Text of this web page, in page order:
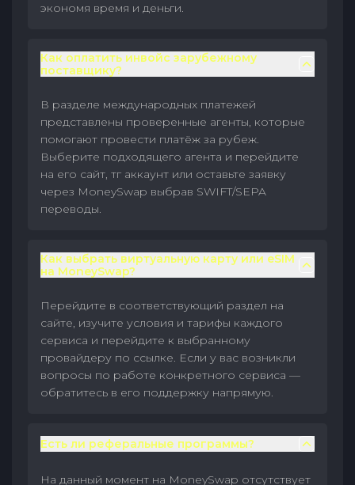
экономя время и деньги.
Как оплатить инвойс зарубежному
поставщику?
В разделе международных платежей
представлены проверенные агенты, которые
помогают провести платёж за рубеж.
Выберите подходящего агента и перейдите
на его сайт, тг аккаунт или оставьте заявку
через MoneySwap выбрав SWIFT/SEPA
переводы.
Как выбрать виртуальную карту или eSIM
на MoneySwap?
Перейдите в соответствующий раздел на
сайте, изучите условия и тарифы каждого
сервиса и перейдите к выбранному
провайдеру по ссылке. Если у вас возникли
вопросы по работе конкретного сервиса —
обратитесь в его поддержку напрямую.
Есть ли реферальные программы?
На данный момент на MoneySwap отсутствует